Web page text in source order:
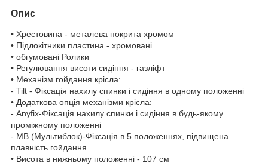
Опис
• Хрестовина - металева покрита хромом
• Підлокітники пластина - хромовані
• обгумовані Ролики
• Регулювання висоти сидіння - газліфт
• Механізм гойдання крісла:
- Tilt - Фіксація нахилу спинки і сидіння в одному положенні
• Додаткова опція механізми крісла:
- Anyfix-Фіксація нахилу спинки і сидіння в будь-якому
проміжному положенні
- МВ (Мультиблок)-Фіксація в 5 положеннях, підвищена
плавність гойдання
• Висота в нижньому положенні - 107 см